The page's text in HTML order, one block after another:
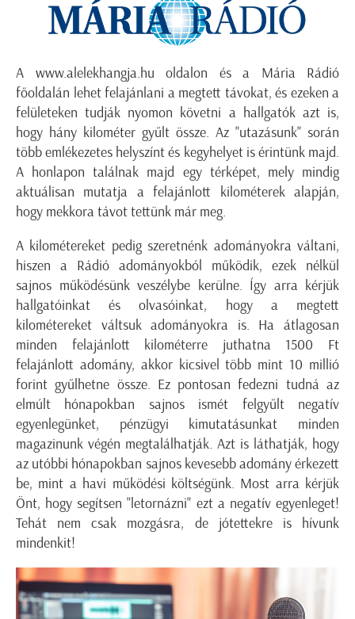
A www.alelekhangja.hu oldalon és a Mária Rádió
főoldalán lehet felajánlani a megtett távokat, és ezeken a
felületeken tudják nyomon követni a hallgatók azt is,
hogy hány kilométer gyűlt össze. Az "utazásunk" során
több emlékezetes helyszínt és kegyhelyet is érintünk majd.
A honlapon találnak majd egy térképet, mely mindig
aktuálisan mutatja a felajánlott kilométerek alapján,
hogy mekkora távot tettünk már meg.
A kilométereket pedig szeretnénk adományokra váltani,
hiszen a Rádió adományokból működik, ezek nélkül
sajnos működésünk veszélybe kerülne. Így arra kérjük
hallgatóinkat és olvasóinkat, hogy a megtett
kilométereket váltsuk adományokra is. Ha átlagosan
minden felajánlott kilométerre juthatna 1500 Ft
felajánlott adomány, akkor kicsivel több mint 10 millió
forint gyűlhetne össze. Ez pontosan fedezni tudná az
elmúlt hónapokban sajnos ismét felgyűlt negatív
egyenlegünket, pénzügyi kimutatásunkat minden
magazinunk végén megtalálhatják. Azt is láthatják, hogy
az utóbbi hónapokban sajnos kevesebb adomány érkezett
be, mint a havi működési költségünk. Most arra kérjük
Önt, hogy segítsen "letornázni" ezt a negatív egyenleget!
Tehát nem csak mozgásra, de jótettekre is hívunk
mindenkit!